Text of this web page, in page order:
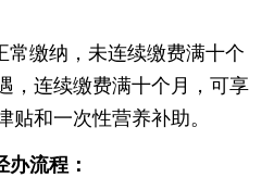
常缴纳，未连续缴费满十个
，连续缴费满十个月，可享
贴和一次性营养补助。
流程：